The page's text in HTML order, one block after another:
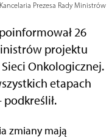
Kancelaria Prezesa Rady Ministrów
26
projektu
Onkologicznej.
etapach